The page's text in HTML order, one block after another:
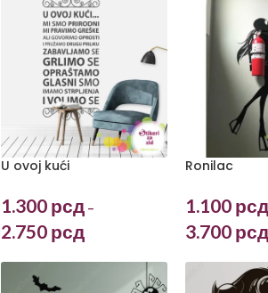
U ovoj kući
1.300 рсд –
2.750 рсд
Ronilac
1.100 рсд
3.700 рсд